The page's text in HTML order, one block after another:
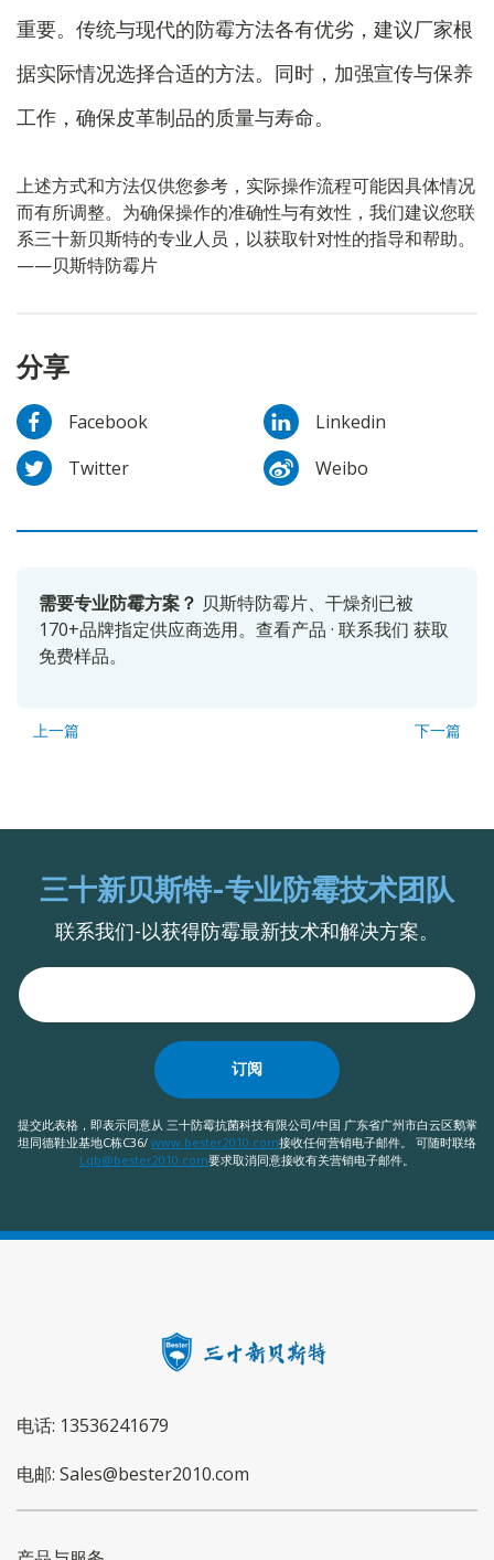
重要。传统与现代的防霉方法各有优劣，建议厂家根
据实际情况选择合适的方法。同时，加强宣传与保养
工作，确保皮革制品的质量与寿命。
上述方式和方法仅供您参考，实际操作流程可能因具体情况
而有所调整。为确保操作的准确性与有效性，我们建议您联
系三十新贝斯特的专业人员，以获取针对性的指导和帮助。
——贝斯特防霉片
分享
Facebook
Linkedin
Twitter
Weibo
需要专业防霉方案？ 贝斯特防霉片、干燥剂已被
170+品牌指定供应商选用。 查看产品 · 联系我们 获取
免费样品。
上一篇 下一篇
三十新贝斯特-专业防霉技术团队
联系我们-以获得防霉最新技术和解决方案。
订阅
提交此表格，即表示同意从 三十防霉抗菌科技有限公司/中国 广东省广州市白云区鹅掌
坦同德鞋业基地C栋C36/ www.bester2010.com接收任何营销电子邮件。 可随时联络
Lqb@bester2010.com要求取消同意接收有关营销电子邮件。
电话: 13536241679
电邮: Sales@bester2010.com